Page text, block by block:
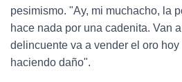
pesimismo. "Ay, mi muchacho, la
hace nada por una cadenita. Van
delincuente va a vender el oro
haciendo daño".